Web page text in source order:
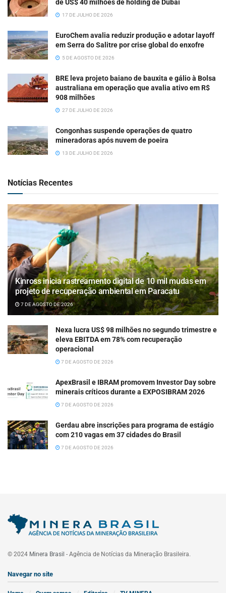
de US$ 40 milhões de holding de Dubai
17 DE JULHO DE 2026
EuroChem avalia reduzir produção e adotar layoff
em Serra do Salitre por crise global do enxofre
5 DE AGOSTO DE 2026
BRE leva projeto baiano de bauxita e gálio à Bolsa
australiana em operação que avalia ativo em R$
908 milhões
27 DE JULHO DE 2026
Congonhas suspende operações de quatro
mineradoras após nuvem de poeira
13 DE JULHO DE 2026
Notícias Recentes
Kinross inicia rastreamento digital de 10 mil mudas em
projeto de recuperação ambiental em Paracatu
7 DE AGOSTO DE 2026
Nexa lucra US$ 98 milhões no segundo trimestre e
eleva EBITDA em 78% com recuperação
operacional
7 DE AGOSTO DE 2026
ApexBrasil e IBRAM promovem Investor Day sobre
minerais críticos durante a EXPOSIBRAM 2026
7 DE AGOSTO DE 2026
Gerdau abre inscrições para programa de estágio
com 210 vagas em 37 cidades do Brasil
7 DE AGOSTO DE 2026
© 2024 Minera Brasil - Agência de Notícias da Mineração Brasileira.
Navegar no site